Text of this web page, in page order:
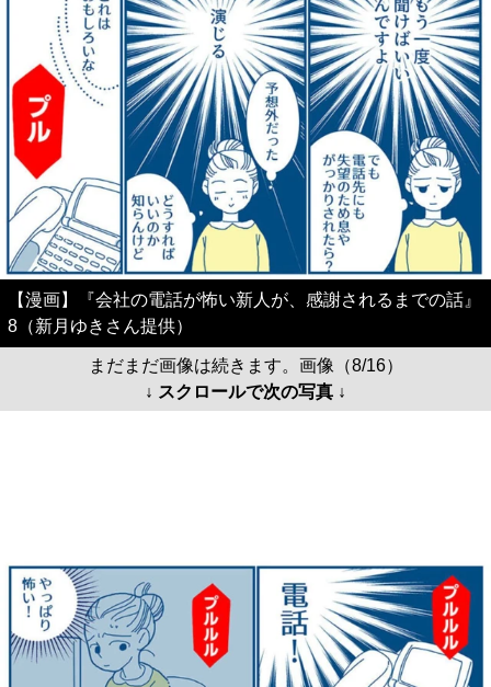
【漫画】『会社の電話が怖い新人が、感謝されるまでの話』
8（新月ゆきさん提供）
まだまだ画像は続きます。画像（8/16）
↓ スクロールで次の写真 ↓